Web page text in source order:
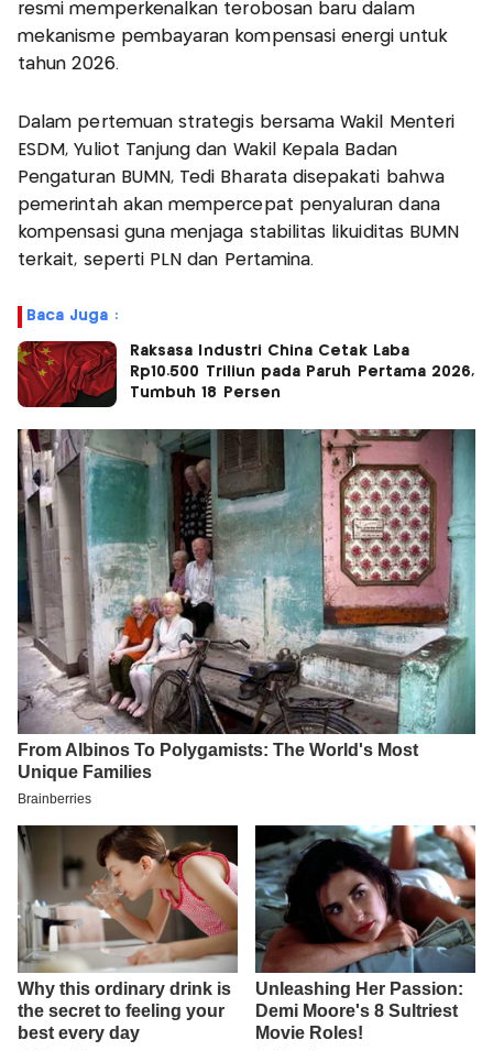
resmi memperkenalkan terobosan baru dalam
mekanisme pembayaran kompensasi energi untuk
tahun 2026.
Dalam pertemuan strategis bersama Wakil Menteri
ESDM, Yuliot Tanjung dan Wakil Kepala Badan
Pengaturan BUMN, Tedi Bharata disepakati bahwa
pemerintah akan mempercepat penyaluran dana
kompensasi guna menjaga stabilitas likuiditas BUMN
terkait, seperti PLN dan Pertamina.
Baca Juga :
Raksasa Industri China Cetak Laba
Rp10.500 Triliun pada Paruh Pertama 2026,
Tumbuh 18 Persen